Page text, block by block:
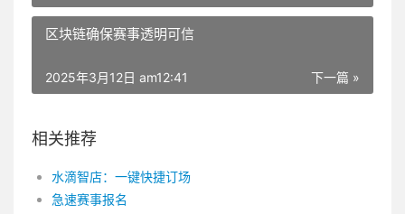
区块链确保赛事透明可信
下一篇 »
2025年3月12日 am12:41
相关推荐
水滴智店：一键快捷订场
急速赛事报名